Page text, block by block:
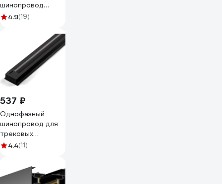
шинопровод
LEDVANCE 1M
4099854256103
4.9(19)
537 ₽
Однофазный
шинопровод для
трековых
светильников
4.4(11)